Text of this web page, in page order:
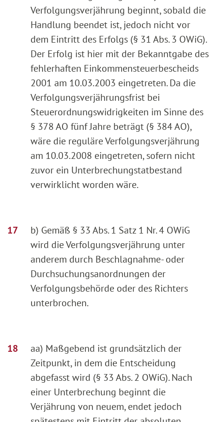
Verfolgungsverjährung beginnt, sobald die
Handlung beendet ist, jedoch nicht vor
dem Eintritt des Erfolgs (§ 31 Abs. 3 OWiG).
Der Erfolg ist hier mit der Bekanntgabe des
fehlerhaften Einkommensteuerbescheids
2001 am 10.03.2003 eingetreten. Da die
Verfolgungsverjährungsfrist bei
Steuerordnungswidrigkeiten im Sinne des
§ 378 AO fünf Jahre beträgt (§ 384 AO),
wäre die reguläre Verfolgungsverjährung
am 10.03.2008 eingetreten, sofern nicht
zuvor ein Unterbrechungstatbestand
verwirklicht worden wäre.
b) Gemäß § 33 Abs. 1 Satz 1 Nr. 4 OWiG
wird die Verfolgungsverjährung unter
anderem durch Beschlagnahme- oder
Durchsuchungsanordnungen der
Verfolgungsbehörde oder des Richters
unterbrochen.
aa) Maßgebend ist grundsätzlich der
Zeitpunkt, in dem die Entscheidung
abgefasst wird (§ 33 Abs. 2 OWiG). Nach
einer Unterbrechung beginnt die
Verjährung von neuem, endet jedoch